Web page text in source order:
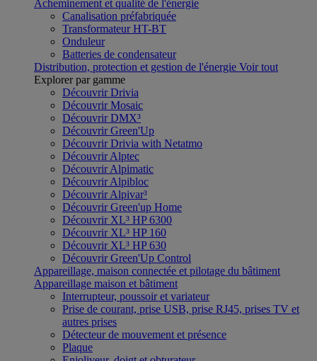
Acheminement et qualité de l'énergie
Canalisation préfabriquée
Transformateur HT-BT
Onduleur
Batteries de condensateur
Distribution, protection et gestion de l'énergie Voir tout
Explorer par gamme
Découvrir Drivia
Découvrir Mosaic
Découvrir DMX³
Découvrir Green'Up
Découvrir Drivia with Netatmo
Découvrir Alptec
Découvrir Alpimatic
Découvrir Alpibloc
Découvrir Alpivar³
Découvrir Green'up Home
Découvrir XL³ HP 6300
Découvrir XL³ HP 160
Découvrir XL³ HP 630
Découvrir Green'Up Control
Appareillage, maison connectée et pilotage du bâtiment
Appareillage maison et bâtiment
Interrupteur, poussoir et variateur
Prise de courant, prise USB, prise RJ45, prises TV et
autres prises
Détecteur de mouvement et présence
Plaque